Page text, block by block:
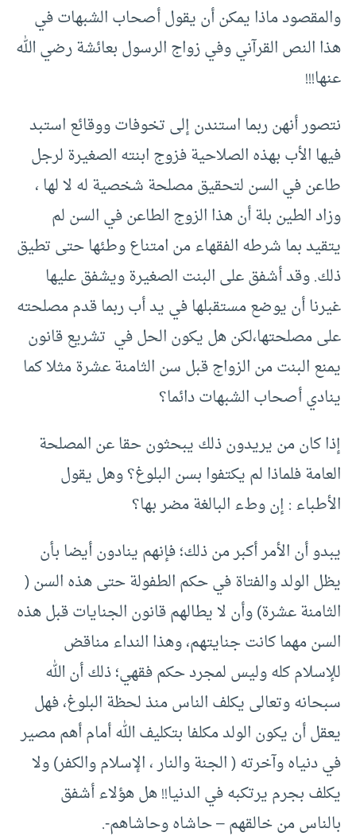
والمقصود ماذا يمكن أن يقول أصحاب الشبهات في
هذا النص القرآني وفي زواج الرسول بعائشة رضي الله
عنها!!!
نتصور أنهن ربما استندن إلى تخوفات ووقائع استبد
فيها الأب بهذه الصلاحية فزوج ابنته الصغيرة لرجل
طاعن في السن لتحقيق مصلحة شخصية له لا لها ،
وزاد الطين بلة أن هذا الزوج الطاعن في السن لم
يتقيد بما شرطه الفقهاء من امتناع وطئها حتى تطيق
ذلك. وقد أشفق على البنت الصغيرة ويشفق عليها
غيرنا أن يوضع مستقبلها في يد أب ربما قدم مصلحته
على مصلحتها،لكن هل يكون الحل في تشريع قانون
يمنع البنت من الزواج قبل سن الثامنة عشرة مثلا كما
ينادي أصحاب الشبهات دائما؟
إذا كان من يريدون ذلك يبحثون حقا عن المصلحة
العامة فلماذا لم يكتفوا بسن البلوغ؟ وهل يقول
الأطباء : إن وطء البالغة مضر بها؟
يبدو أن الأمر أكبر من ذلك؛ فإنهم ينادون أيضا بأن
يظل الولد والفتاة في حكم الطفولة حتى هذه السن (
الثامنة عشرة) وأن لا يطالهم قانون الجنايات قبل هذه
السن مهما كانت جنايتهم، وهذا النداء مناقض
للإسلام كله وليس لمجرد حكم فقهي؛ ذلك أن الله
سبحانه وتعالى يكلف الناس منذ لحظة البلوغ، فهل
يعقل أن يكون الولد مكلفا بتكليف الله أمام أهم مصير
في دنياه وآخرته ( الجنة والنار ، الإسلام والكفر) ولا
يكلف بجرم يرتكبه في الدنيا!! هل هؤلاء أشفق
بالناس من خالقهم – حاشاه وحاشاهم-.